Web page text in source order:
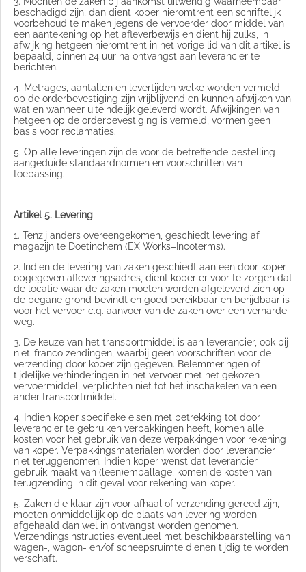
beschadigd zijn, dan dient koper hieromtrent een schriftelijk
voorbehoud te maken jegens de vervoerder door middel van
een aantekening op het afleverbewijs en dient hij zulks, in
afwijking hetgeen hieromtrent in het vorige lid van dit artikel is
bepaald, binnen 24 uur na ontvangst aan leverancier te
berichten.
4. Metrages, aantallen en levertijden welke worden vermeld
op de orderbevestiging zijn vrijblijvend en kunnen afwijken van
wat en wanneer uiteindelijk geleverd wordt. Afwijkingen van
hetgeen op de orderbevestiging is vermeld, vormen geen
basis voor reclamaties.
5. Op alle leveringen zijn de voor de betreffende bestelling
aangeduide standaardnormen en voorschriften van
toepassing.
Artikel 5. Levering
1. Tenzij anders overeengekomen, geschiedt levering af
magazijn te Doetinchem (EX Works–Incoterms).
2. Indien de levering van zaken geschiedt aan een door koper
opgegeven afleveringsadres, dient koper er voor te zorgen dat
de locatie waar de zaken moeten worden afgeleverd zich op
de begane grond bevindt en goed bereikbaar en berijdbaar is
voor het vervoer c.q. aanvoer van de zaken over een verharde
weg.
3. De keuze van het transportmiddel is aan leverancier, ook bij
niet-franco zendingen, waarbij geen voorschriften voor de
verzending door koper zijn gegeven. Belemmeringen of
tijdelijke verhinderingen in het vervoer met het gekozen
vervoermiddel, verplichten niet tot het inschakelen van een
ander transportmiddel.
4. Indien koper specifieke eisen met betrekking tot door
leverancier te gebruiken verpakkingen heeft, komen alle
kosten voor het gebruik van deze verpakkingen voor rekening
van koper. Verpakkingsmaterialen worden door leverancier
niet teruggenomen. Indien koper wenst dat leverancier
gebruik maakt van (leen)emballage, komen de kosten van
terugzending in dit geval voor rekening van koper.
5. Zaken die klaar zijn voor afhaal of verzending gereed zijn,
moeten onmiddellijk op de plaats van levering worden
afgehaald dan wel in ontvangst worden genomen.
Verzendingsinstructies eventueel met beschikbaarstelling van
wagen-, wagon- en/of scheepsruimte dienen tijdig te worden
verschaft.